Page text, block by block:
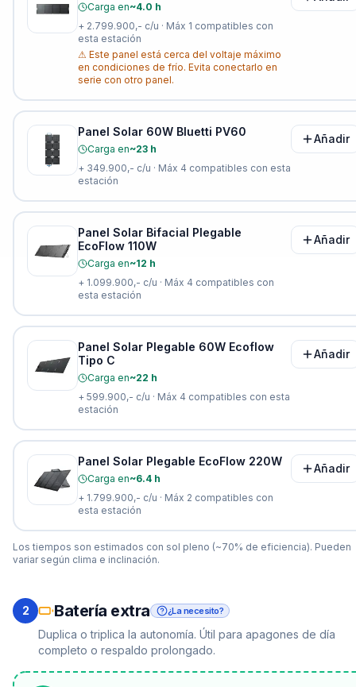
Carga en~4.0 h
+ 2.799.900,- c/u · Máx 1 compatibles con
esta estación
⚠ Este panel está cerca del voltaje máximo
en condiciones de frío. Evita conectarlo en
serie con otro panel.
Panel Solar 60W Bluetti PV60
Carga en~23 h
+ 349.900,- c/u · Máx 4 compatibles con esta
estación
Añadir
Panel Solar Bifacial Plegable
EcoFlow 110W
Carga en~12 h
+ 1.099.900,- c/u · Máx 4 compatibles con
esta estación
Añadir
Panel Solar Plegable 60W Ecoflow
Tipo C
Carga en~22 h
+ 599.900,- c/u · Máx 4 compatibles con esta
estación
Añadir
Panel Solar Plegable EcoFlow 220W
Carga en~6.4 h
+ 1.799.900,- c/u · Máx 2 compatibles con
esta estación
Añadir
Los tiempos son estimados con sol pleno (~70% de eficiencia). Pueden
variar según clima e inclinación.
2 Batería extra ¿La necesito?
Duplica o triplica la autonomía. Útil para apagones de día
completo o respaldo prolongado.